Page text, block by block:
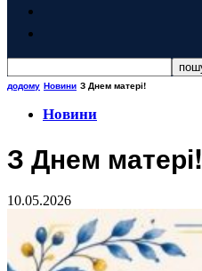
додому Новини З Днем матері!
Новини
З Днем матері!
10.05.2026